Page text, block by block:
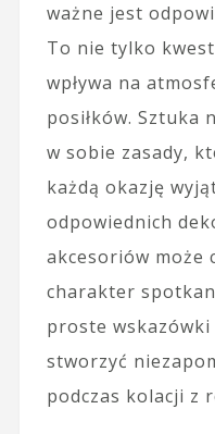
ważne jest
To nie tylko
wpływa na
posiłków. Sztuka
w sobie zasady,
każdą okazję
odpowiednich
akcesoriów może
charakter
proste wskazówki
stworzyć
podczas kolacji z